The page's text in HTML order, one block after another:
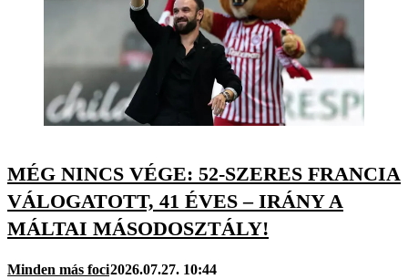
MÉG NINCS VÉGE: 52-SZERES FRANCIA
VÁLOGATOTT, 41 ÉVES – IRÁNY A
MÁLTAI MÁSODOSZTÁLY!
Minden más foci2026.07.27. 10:44